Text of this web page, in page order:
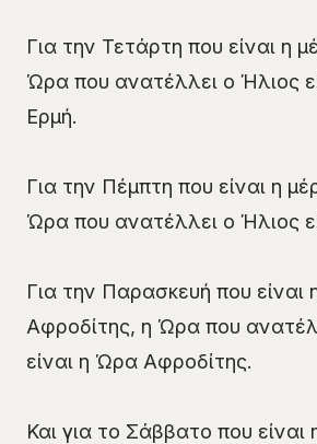
Για την Τετάρτη που είναι η
Ώρα που ανατέλλει ο Ήλιος
Ερμή.
Για την Πέμπτη που είναι η
Ώρα που ανατέλλει ο Ήλιος
Για την Παρασκευή που είναι
Αφροδίτης, η Ώρα που
είναι η Ώρα Αφροδίτης.
Και για το Σάββατο που είναι